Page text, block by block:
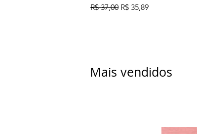
Preço normal
R$ 37,00 Preço promocional
R$ 35,89
Mais vendidos